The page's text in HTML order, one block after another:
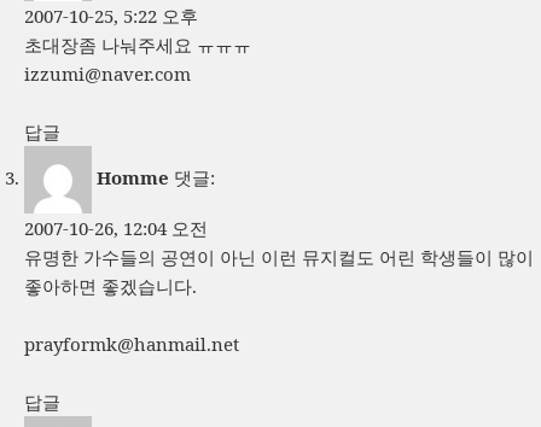
2007-10-25, 5:22 오후
초대장좀 나눠주세요 ㅠㅠㅠ
izzumi@naver.com
답글
Homme 댓글:
2007-10-26, 12:04 오전
유명한 가수들의 공연이 아닌 이런 뮤지컬도 어린 학생들이 많이
좋아하면 좋겠습니다.
prayformk@hanmail.net
답글